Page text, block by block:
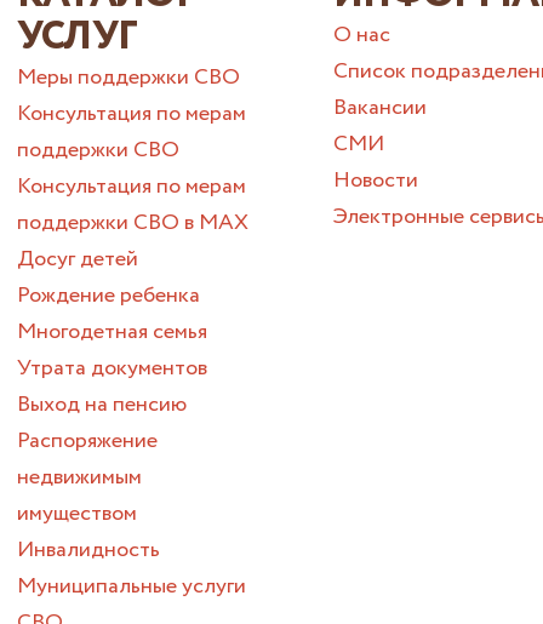
УСЛУГ
Меры поддержки СВО
Консультация по мерам
поддержки СВО
Консультация по мерам
поддержки СВО в МАХ
Досуг детей
Рождение ребенка
Многодетная семья
Утрата документов
Выход на пенсию
Распоряжение
недвижимым
имуществом
Инвалидность
Муниципальные услуги
О нас
Список
Вакансии
СМИ
Новости
Электронные